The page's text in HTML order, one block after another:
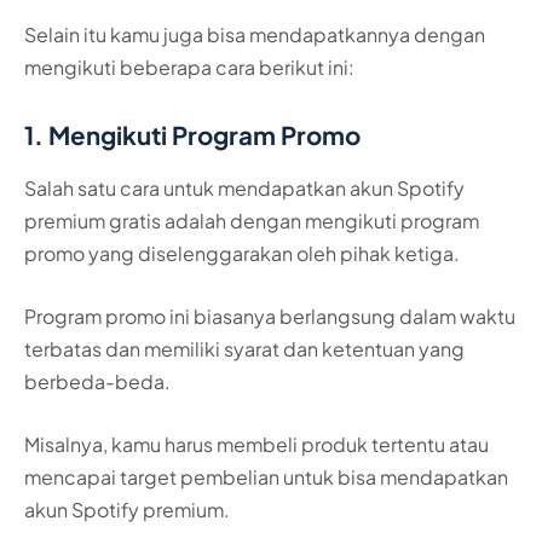
Selain itu kamu juga bisa mendapatkannya dengan
mengikuti beberapa cara berikut ini:
1. Mengikuti Program Promo
Salah satu cara untuk mendapatkan akun Spotify
premium gratis adalah dengan mengikuti program
promo yang diselenggarakan oleh pihak ketiga.
Program promo ini biasanya berlangsung dalam waktu
terbatas dan memiliki syarat dan ketentuan yang
berbeda-beda.
Misalnya, kamu harus membeli produk tertentu atau
mencapai target pembelian untuk bisa mendapatkan
akun Spotify premium.